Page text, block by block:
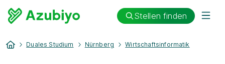
Stellen finden
Duales Studium Nürnberg Wirtschaftsinformatik